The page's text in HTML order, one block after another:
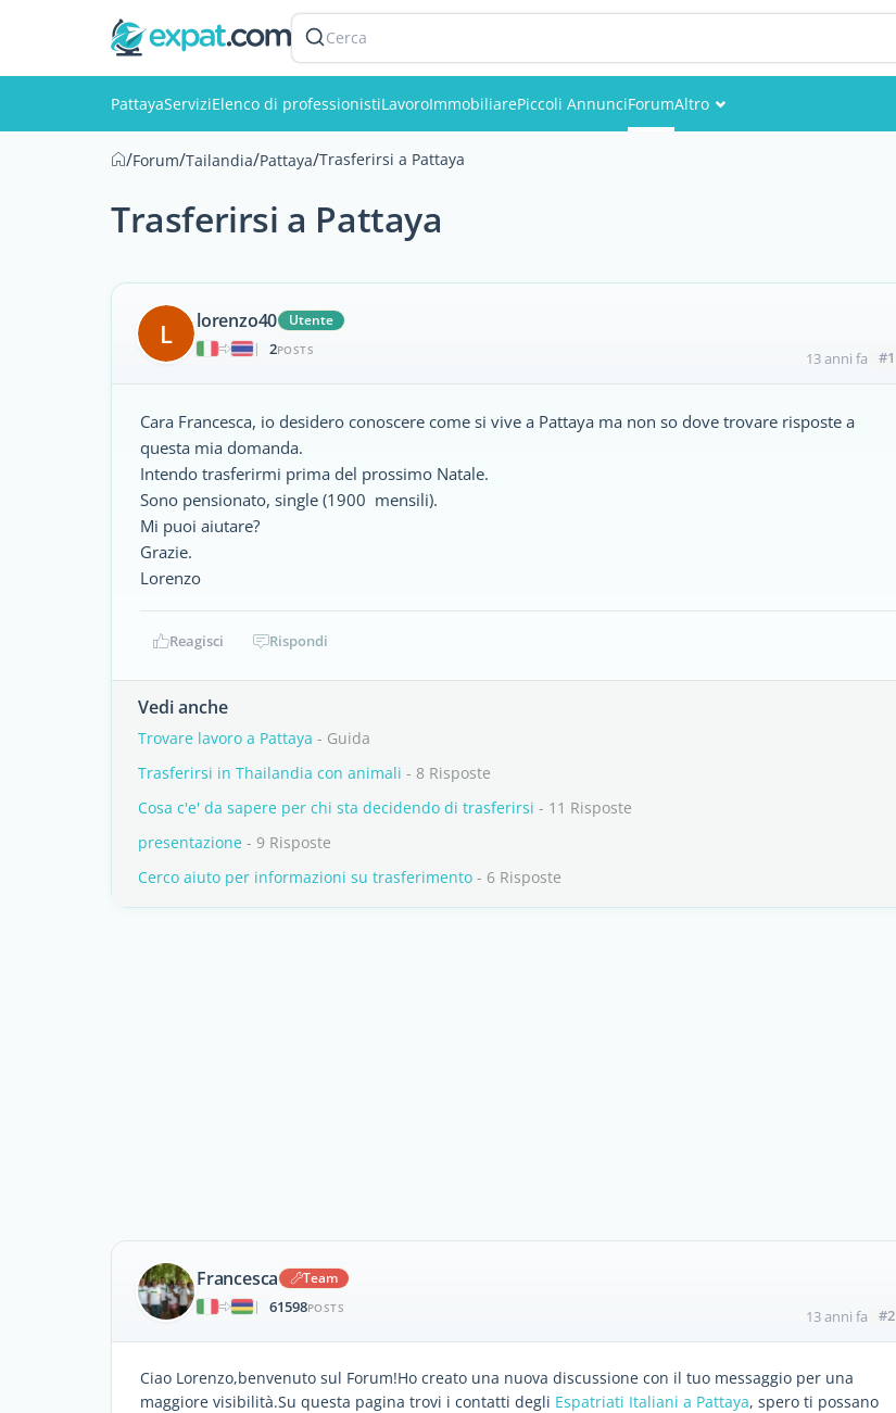
Cerca
PattayaServiziElenco di professionistiLavoroImmobiliarePiccoli AnnunciForumAltro
/Forum/Tailandia/Pattaya/Trasferirsi a Pattaya
Trasferirsi a Pattaya
L lorenzo40
Utente
|
2POSTS 13 anni fa #1
Cara Francesca, io desidero conoscere come si vive a Pattaya ma non so dove trovare risposte a
questa mia domanda.
Intendo trasferirmi prima del prossimo Natale.
Sono pensionato, single (1900  mensili).
Mi puoi aiutare?
Grazie.
Lorenzo
Reagisci Rispondi
Vedi anche
Trovare lavoro a Pattaya - Guida
Trasferirsi in Thailandia con animali - 8 Risposte
Cosa c'e' da sapere per chi sta decidendo di trasferirsi - 11 Risposte
presentazione - 9 Risposte
Cerco aiuto per informazioni su trasferimento - 6 Risposte
Francesca
Team
|
61598POSTS 13 anni fa #2
Ciao Lorenzo,benvenuto sul Forum!Ho creato una nuova discussione con il tuo messaggio per una
maggiore visibilità.Su questa pagina trovi i contatti degli Espatriati Italiani a Pattaya, spero ti possano